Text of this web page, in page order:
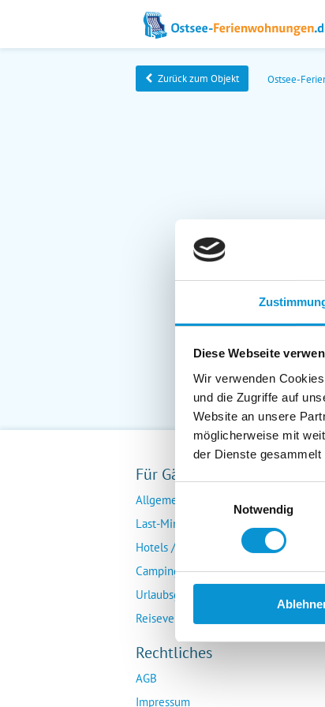
Diese Webseite
Wir verwenden
und die Zugriffe auf
Website an unsere
möglicherweise mit
der Dienste gesammelt
Notwendig
Zurück zum Objekt Ostsee-
Für Gäste
Allgemeine Buchungsanfrage
Last-Minute-Angebote
Hotels / Pensionen
Campingplätze
Urlaubsgesuche
Reiseversicherung
Rechtliches
AGB
Impressum